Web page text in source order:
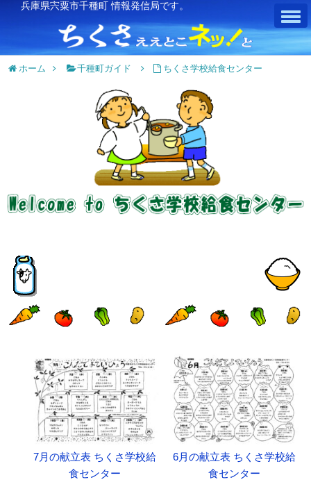
兵庫県宍粟市千種町 情報発信局です。
ホーム 千種町ガイド ちくさ学校給食センター
7月の献立表 ちくさ学校給
食センター
6月の献立表 ちくさ学校給
食センター